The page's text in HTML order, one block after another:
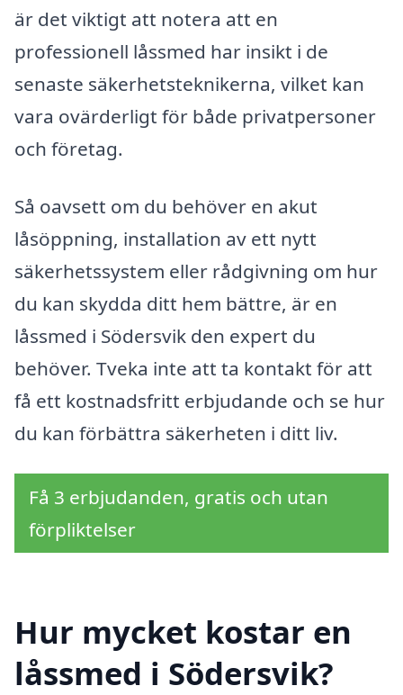
är det viktigt att notera att en
professionell låssmed har insikt i de
senaste säkerhetsteknikerna, vilket kan
vara ovärderligt för både privatpersoner
och företag.
Så oavsett om du behöver en akut
låsöppning, installation av ett nytt
säkerhetssystem eller rådgivning om hur
du kan skydda ditt hem bättre, är en
låssmed i Södersvik den expert du
behöver. Tveka inte att ta kontakt för att
få ett kostnadsfritt erbjudande och se hur
du kan förbättra säkerheten i ditt liv.
Få 3 erbjudanden, gratis och utan
förpliktelser
Hur mycket kostar en
låssmed i Södersvik?